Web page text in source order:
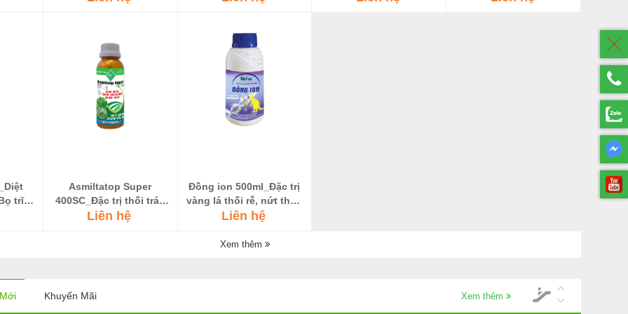
xít,
trĩ,
Asmiltatop Super
400SC_Đặc trị thối trái,
thối đít trái Sầu riêng
Liên hệ
Đồng ion 500ml_Đặc trị
vàng lá thối rễ, nứt thân
xì mũ....
Liên hệ
Xem thêm
Khuyến Mãi Xem thêm